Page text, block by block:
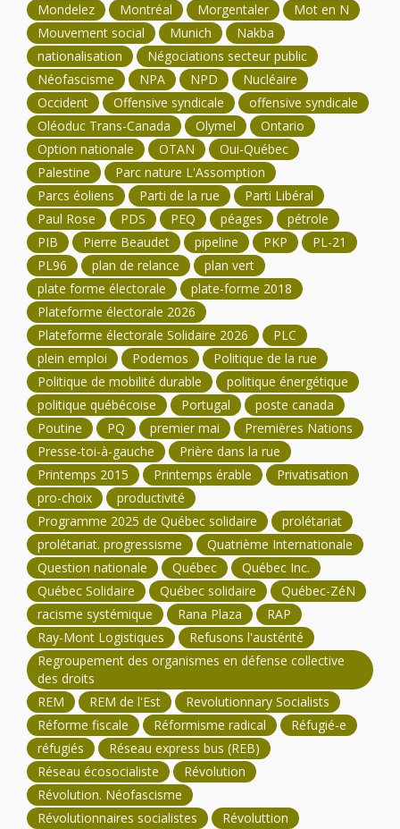
Mondelez
Montréal Morgentaler
Mot en N
Mouvement social
Munich
Nakba
nationalisation
Négociations secteur public
Néofascisme
NPA NPD
Nucléaire
Occident
Offensive syndicale
offensive syndicale
Oléoduc Trans-Canada
Olymel
Ontario
Option nationale
OTAN
Oui-Québec
Palestine
Parc nature L'Assomption
Parcs éoliens
Parti de la rue
Parti Libéral
Paul Rose
PDS PEQ péages
pétrole
PIB
Pierre Beaudet pipeline PKP
PL-21
PL96
plan de relance
plan vert
plate forme électorale
plate-forme 2018
Plateforme électorale 2026
Plateforme électorale Solidaire 2026
PLC
plein emploi
Podemos
Politique de la rue
Politique de mobilité durable
politique énergétique
politique québécoise
Portugal
poste canada
Poutine
PQ premier mai
Premières Nations
Presse-toi-à-gauche
Prière dans la rue
Printemps 2015
Printemps érable
Privatisation
pro-choix
productivité
Programme 2025 de Québec solidaire
prolétariat
prolétariat. progressisme
Quatrième Internationale
Question nationale
Québec
Québec Inc.
Québec Solidaire
Québec solidaire
Québec-ZéN
racisme systémique
Rana Plaza
RAP
Ray-Mont Logistiques
Refusons l'austérité
Regroupement des organismes en défense collective
des droits
REM
REM de l'Est
Revolutionnary Socialists
Réforme fiscale
Réformisme radical
Réfugié-e
réfugiés
Réseau express bus (REB)
Réseau écosocialiste
Révolution
Révolution. Néofascisme
Révolutionnaires socialistes
Révoluttion